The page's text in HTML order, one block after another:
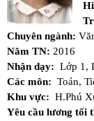
Chuyên ngành:
Năm TN: 2016
Nhận dạy: Lớp 1,
Các môn: Toán,
Khu vực: H.Phú
Yêu cầu lương tối